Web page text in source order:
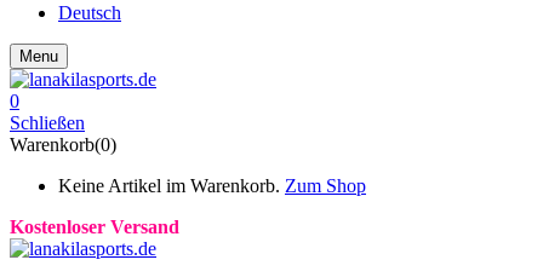
Deutsch
Menu
0
Schließen
Warenkorb(0)
Keine Artikel im Warenkorb. Zum Shop
Kostenloser Versand